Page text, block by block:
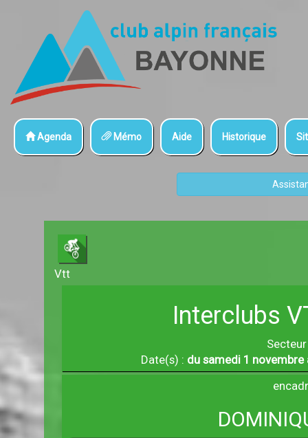
Agenda Mémo Aide Historique
Vtt
Interclubs
Date(s) : du samedi 1